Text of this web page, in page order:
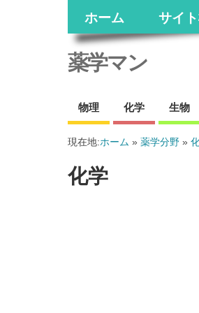
ホーム サイ
薬学マン
物理 化学 生物
現在地:ホーム » 薬学分野 »
化学